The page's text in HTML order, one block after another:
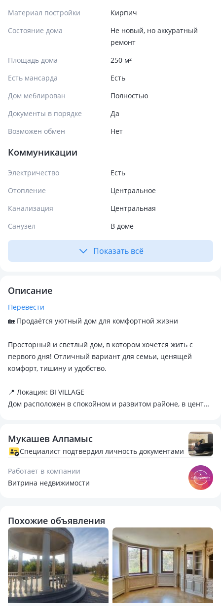
Материал постройки
Кирпич
Состояние дома
Не новый, но аккуратный
ремонт
Площадь дома
250 м²
Есть мансарда
Есть
Дом меблирован
Полностью
Документы в порядке
Да
Возможен обмен
Нет
Коммуникации
Электричество
Есть
Отопление
Центральное
Канализация
Центральная
Санузел
В доме
Показать всё
Описание
Перевести
🏡 Продаётся уютный дом для комфортной жизни
Просторный и светлый дом, в котором хочется жить с
первого дня! Отличный вариант для семьи, ценящей
комфорт, тишину и удобство.
📍 Локация: BI VILLAGE
Дом расположен в спокойном и развитом районе, в центре
📐 Основные характеристики:
— Участок: 8 соток
— Количество комнат: 5
✨ Преимущества:
— Просторная кухня и гостиная
— Уютные спальни
— Качественный ремонт (можно заехать и жить)
— Все коммуникации подключены (вода, свет, отопление,
канализация)
Мукашев Алпамыс
Специалист подтвердил личность документами
Работает в компании
Витрина недвижимости
Похожие объявления